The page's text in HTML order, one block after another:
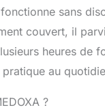
sans
couvert, il
heures de
au
?